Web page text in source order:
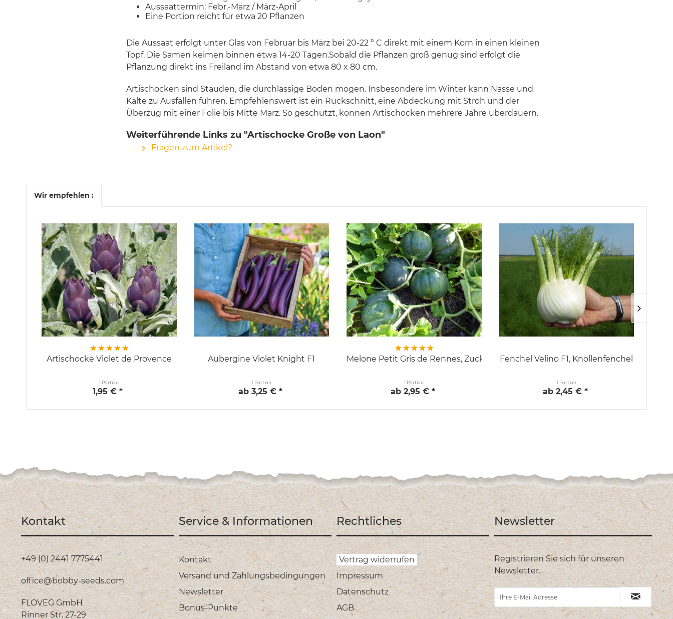
Aussaattermin: Febr.-März / März-April
Eine Portion reicht für etwa 20 Pflanzen
Die Aussaat erfolgt unter Glas von Februar bis März bei 20-22 ° C direkt mit einem Korn in einen kleinen
Topf. Die Samen keimen binnen etwa 14-20 Tagen.Sobald die Pflanzen groß genug sind erfolgt die
Pflanzung direkt ins Freiland im Abstand von etwa 80 x 80 cm.
Artischocken sind Stauden, die durchlässige Böden mögen. Insbesondere im Winter kann Nässe und
Kälte zu Ausfällen führen. Empfehlenswert ist ein Rückschnitt, eine Abdeckung mit Stroh und der
Überzug mit einer Folie bis Mitte März. So geschützt, können Artischocken mehrere Jahre überdauern.
Weiterführende Links zu "Artischocke Große von Laon"
Fragen zum Artikel?
Wir empfehlen :
Artischocke Violet de Provence
1 Portion
1,95 € *
Aubergine Violet Knight F1
1 Portion
ab 3,25 € *
Melone Petit Gris de Rennes, Zuckermelone
1 Portion
ab 2,95 € *
Fenchel Velino F1, Knollenfenchel
1 Portion
ab 2,45 € *
Kontakt
+49 (0) 2441 7775441
office@bobby-seeds.com
FLOVEG GmbH
Rinner Str. 27-29
Service & Informationen
Kontakt
Versand und Zahlungsbedingungen
Newsletter
Bonus-Punkte
Rechtliches
Vertrag widerrufen
Impressum
Datenschutz
AGB
Newsletter
Registrieren Sie sich für unseren
Newsletter.